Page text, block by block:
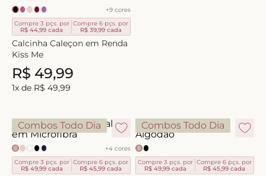
+9 cores
Compre 3 pçs. por
R$ 44,99 cada
Compre 6 pçs. por
R$ 39,99cada
Calcinha Caleçon em Renda
Kiss Me
R$ 49,99
1x de R$ 49,99
Combos Todo Dia
+4 cores
Compre 3 pçs. por
R$ 49,99cada
Compre 6 pçs. por
R$ 45,99 cada
Combos Todo Dia
Compre 3 pçs. por
R$ 49,99cada
Compre 6 pçs. por
R$ 45,99 cada
º plus